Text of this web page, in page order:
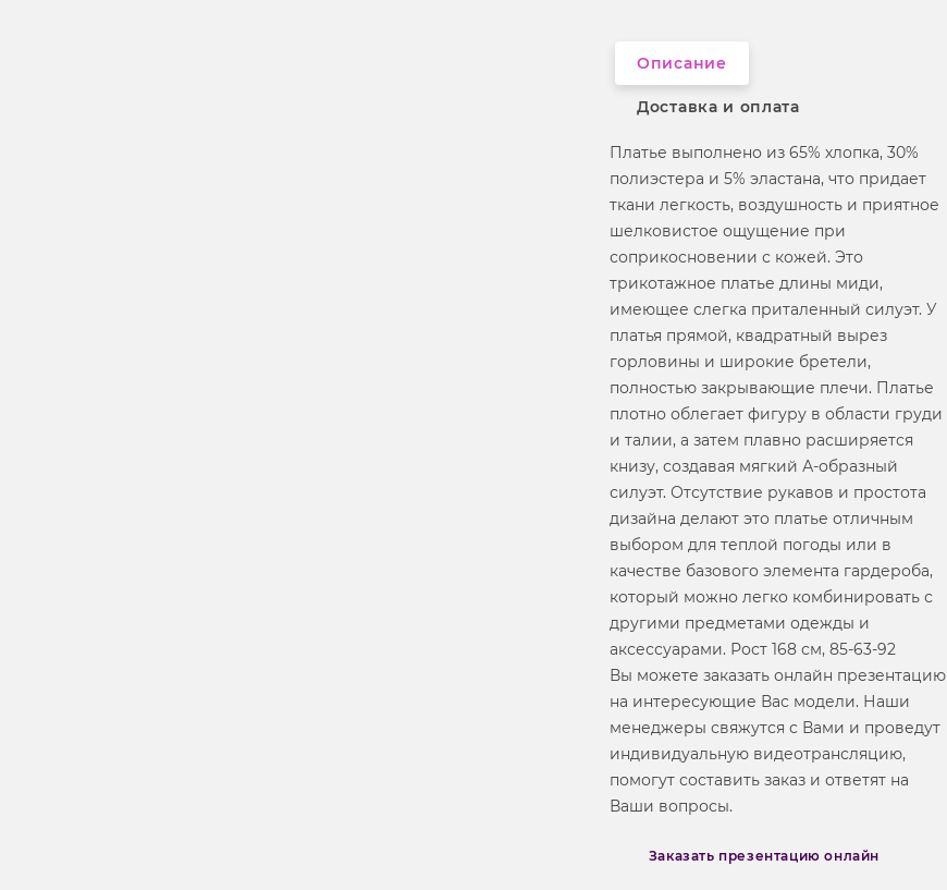
Описание
Доставка и оплата
Платье выполнено из 65% хлопка, 30%
полиэстера и 5% эластана, что придает
ткани легкость, воздушность и приятное
шелковистое ощущение при
соприкосновении с кожей. Это
трикотажное платье длины миди,
имеющее слегка приталенный силуэт. У
платья прямой, квадратный вырез
горловины и широкие бретели,
полностью закрывающие плечи. Платье
плотно облегает фигуру в области груди
и талии, а затем плавно расширяется
книзу, создавая мягкий А-образный
силуэт. Отсутствие рукавов и простота
дизайна делают это платье отличным
выбором для теплой погоды или в
качестве базового элемента гардероба,
который можно легко комбинировать с
другими предметами одежды и
аксессуарами. Рост 168 см, 85-63-92
Вы можете заказать онлайн презентацию
на интересующие Вас модели. Наши
менеджеры свяжутся с Вами и проведут
индивидуальную видеотрансляцию,
помогут составить заказ и ответят на
Ваши вопросы.
Заказать презентацию онлайн